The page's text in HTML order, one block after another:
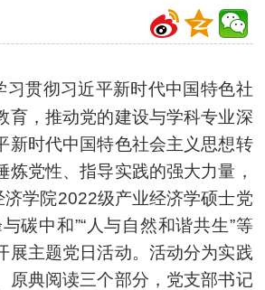
习贯彻习近平新时代中国特色社
育，推动党的建设与学科专业深
新时代中国特色社会主义思想转
炼党性、指导实践的强大力量，
学院2022级产业经济学硕士党
碳中和”“人与自然和谐共生”等
展主题党日活动。活动分为实践
原典阅读三个部分，党支部书记